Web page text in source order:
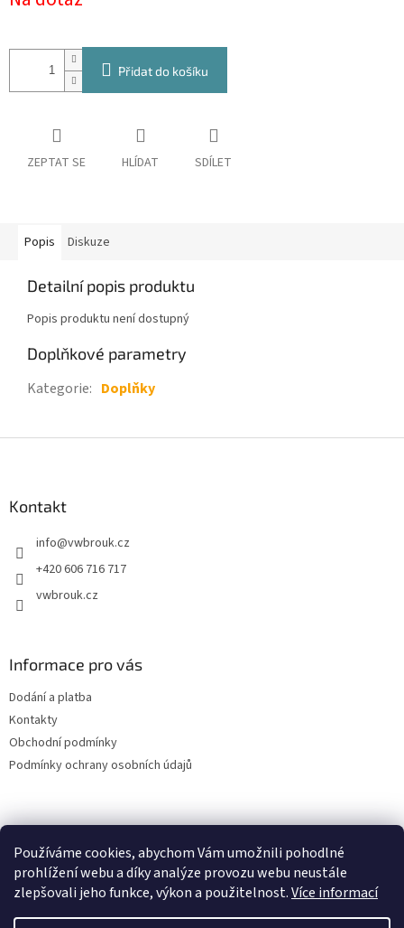
Používáme cookies, abychom Vám umožnili pohodlné
prohlížení webu a díky analýze provozu webu neustále
zlepšovali jeho funkce, výkon a použitelnost.Více informací
Přidat do košíku
ZEPTAT SE HLÍDAT SDÍLET
Popis Diskuze
Detailní popis produktu
Popis produktu není dostupný
Doplňkové parametry
Kategorie: Doplňky
Kontakt
info@vwbrouk.cz
+420 606 716 717
vwbrouk.cz
Informace pro vás
Dodání a platba
Kontakty
Obchodní podmínky
Podmínky ochrany osobních údajů